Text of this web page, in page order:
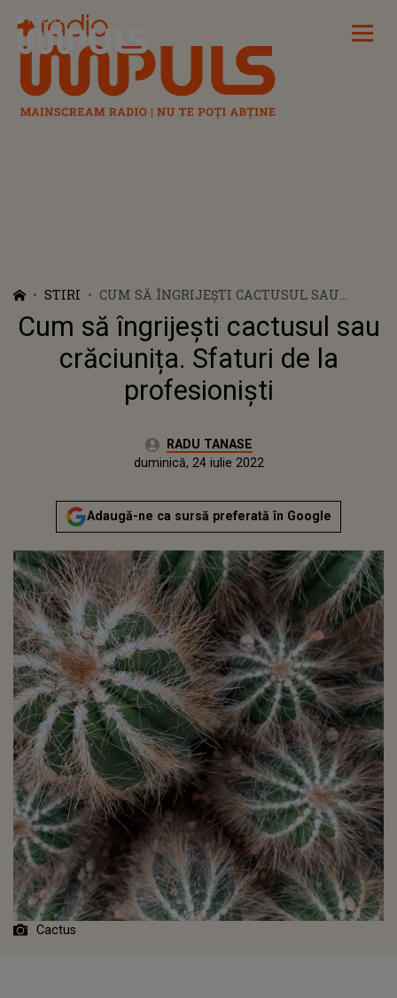
Radio Impuls
STIRI
CUM SĂ ÎNGRIJEȘTI CACTUSUL SAU
CRĂCIUNIȚA. SFATURI DE LA
PROFESIONIȘTI
Cum să îngrijești cactusul sau
crăciunița. Sfaturi de la
profesioniști
Autor:RADU TANASE
Actualizat:
duminică, 24 iulie 2022
Adaugă-ne ca sursă preferată în Google
Cactus